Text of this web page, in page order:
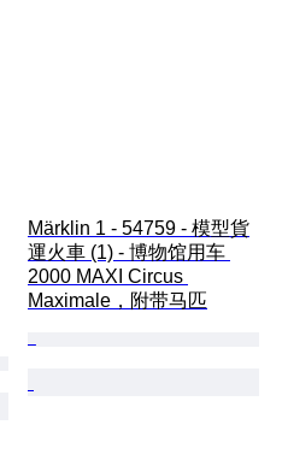
Märklin 1 - 54759 - 模型貨
運火車 (1) - 博物馆用车
2000 MAXI Circus
Maximale，附带马匹